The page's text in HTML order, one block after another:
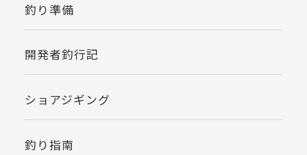
釣り準備
開発者釣行記
ショアジギング
釣り指南